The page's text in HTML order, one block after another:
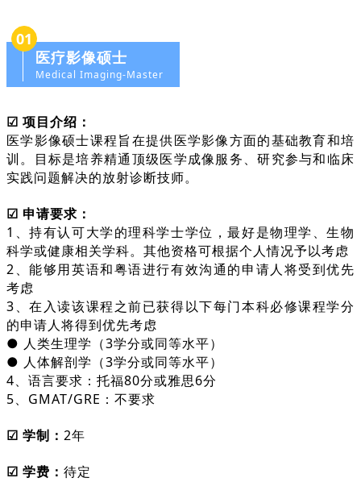
01
医疗影像硕士
Medical Imaging-Master
☑ 项目介绍：
医学影像硕士课程旨在提供医学影像方面的基础教育和培
训。目标是培养精通顶级医学成像服务、研究参与和临床
实践问题解决的放射诊断技师。
☑ 申请要求：
1、持有认可大学的理科学士学位，最好是物理学、生物
科学或健康相关学科。其他资格可根据个人情况予以考虑
2、能够用英语和粤语进行有效沟通的申请人将受到优先
考虑
3、在入读该课程之前已获得以下每门本科必修课程学分
的申请人将得到优先考虑
● 人类生理学（3学分或同等水平）
● 人体解剖学（3学分或同等水平）
4、语言要求：托福80分或雅思6分
5、GMAT/GRE：不要求
☑ 学制： 2年
☑ 学费： 待定